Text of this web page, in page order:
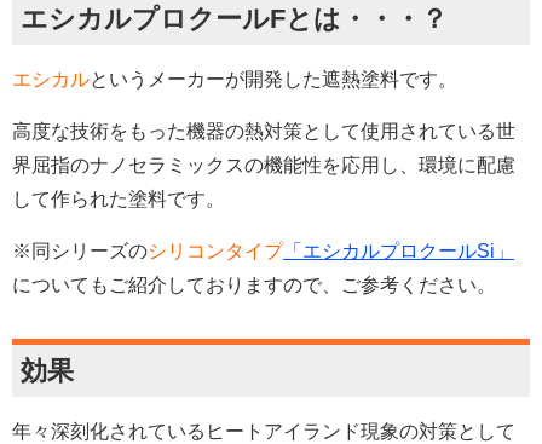
エシカルプロクールFとは・・・？
エシカルというメーカーが開発した遮熱塗料です。
高度な技術をもった機器の熱対策として使用されている世
界屈指のナノセラミックスの機能性を応用し、環境に配慮
して作られた塗料です。
※同シリーズのシリコンタイプ「エシカルプロクールSi」
についてもご紹介しておりますので、ご参考ください。
効果
年々深刻化されているヒートアイランド現象の対策として